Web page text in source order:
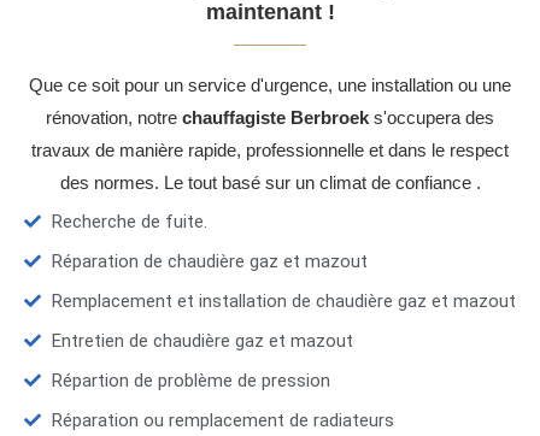
maintenant !
Que ce soit pour un service d'urgence, une installation ou une
rénovation, notre chauffagiste Berbroek s'occupera des
travaux de manière rapide, professionnelle et dans le respect
des normes. Le tout basé sur un climat de confiance .
Recherche de fuite.
Réparation de chaudière gaz et mazout
Remplacement et installation de chaudière gaz et mazout
Entretien de chaudière gaz et mazout
Répartion de problème de pression
Réparation ou remplacement de radiateurs